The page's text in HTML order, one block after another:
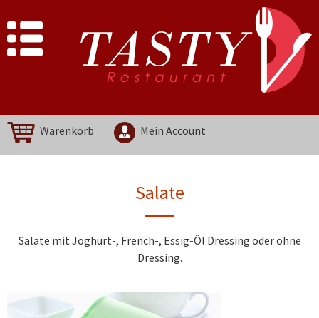
Warenkorb Mein Account
Salate
Salate mit Joghurt-, French-, Essig-Öl Dressing oder ohne
Dressing.